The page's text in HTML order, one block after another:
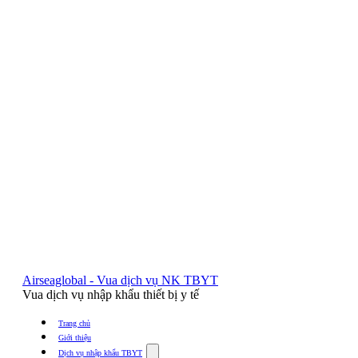
Airseaglobal - Vua dịch vụ NK TBYT
Vua dịch vụ nhập khẩu thiết bị y tế
Trang chủ
Giới thiệu
Dịch vụ nhập khẩu TBYT